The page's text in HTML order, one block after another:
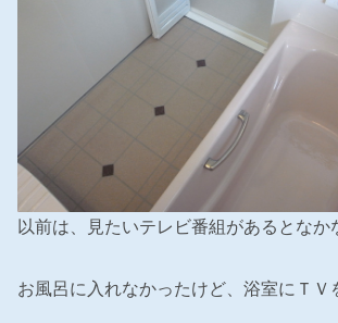
以前は、見たいテレビ番組があるとなか
お風呂に入れなかったけど、浴室にＴＶ